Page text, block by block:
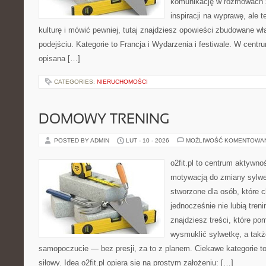
inspiracji na wyprawę, ale
kulturę i mówić pewniej, tutaj znajdziesz opowieści zbudowane
podejściu. Kategorie to Francja i Wydarzenia i festiwale. W
opisana […]
CATEGORIES: NIERUCHOMOŚCI
DOMOWY TRENING
POSTED BY ADMIN LUT - 10 - 2026 MOŻLIWOŚĆ
o2fit.pl to centrum
motywacją do zmiany
stworzone dla osób, które
jednocześnie nie lubią
znajdziesz treści, które
wysmuklić sylwetkę, a
samopoczucie — bez presji, za to z planem. Ciekawe kategorie
siłowy. Idea o2fit.pl opiera się na prostym założeniu: […]